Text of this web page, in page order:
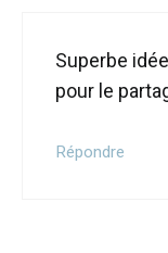
Superbe
pour le
Répondre